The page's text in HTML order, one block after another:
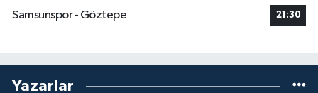
Samsunspor - Göztepe
21:30
Yazarlar